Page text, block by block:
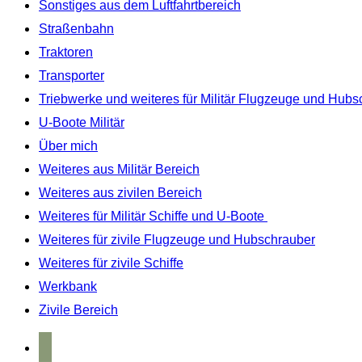
Sonstiges aus dem Luftfahrtbereich
Straßenbahn
Traktoren
Transporter
Triebwerke und weiteres für Militär Flugzeuge und
U-Boote Militär
Über mich
Weiteres aus Militär Bereich
Weiteres aus zivilen Bereich
Weiteres für Militär Schiffe und U-Boote
Weiteres für zivile Flugzeuge und Hubschrauber
Weiteres für zivile Schiffe
Werkbank
Zivile Bereich